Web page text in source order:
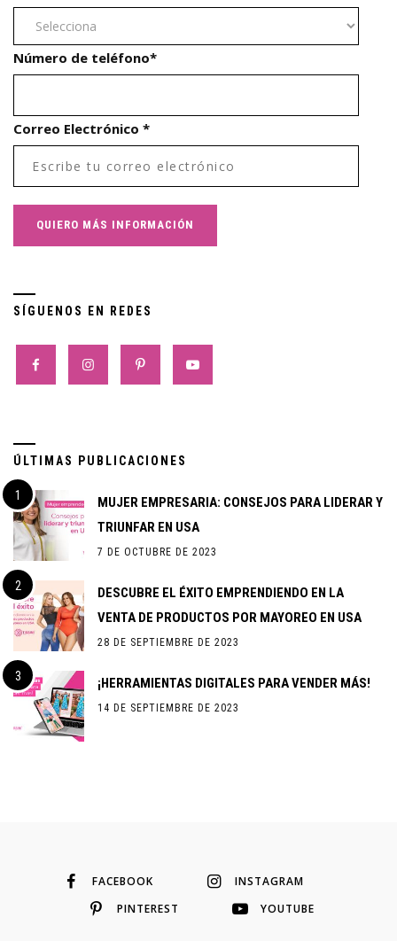
Número de teléfono*
Correo Electrónico *
SÍGUENOS EN REDES
ÚLTIMAS PUBLICACIONES
MUJER EMPRESARIA: CONSEJOS PARA LIDERAR Y
TRIUNFAR EN USA
7 DE OCTUBRE DE 2023
DESCUBRE EL ÉXITO EMPRENDIENDO EN LA
VENTA DE PRODUCTOS POR MAYOREO EN USA
28 DE SEPTIEMBRE DE 2023
¡HERRAMIENTAS DIGITALES PARA VENDER MÁS!
14 DE SEPTIEMBRE DE 2023
FACEBOOK
INSTAGRAM
PINTEREST
YOUTUBE